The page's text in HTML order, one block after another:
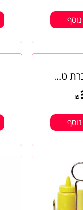
ט...
₪